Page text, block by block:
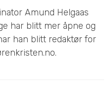
Amund Helgaas
har blitt mer åpne og
han blitt redaktør for